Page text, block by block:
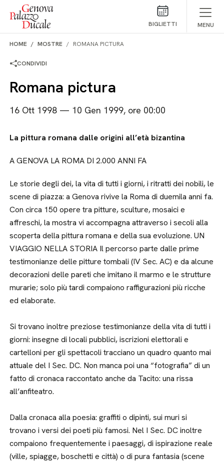
Salta al contenuto
BIGLIETTI MENU
HOME MOSTRE ROMANA PICTURA
CONDIVIDI
Romana pictura
16 Ott 1998 — 10 Gen 1999, ore 00:00
La pittura romana dalle origini all’età bizantina
A GENOVA LA ROMA DI 2.000 ANNI FA
Le storie degli dei, la vita di tutti i giorni, i ritratti dei nobili, le
scene di piazza: a Genova rivive la Roma di duemila anni fa.
Con circa 150 opere tra pitture, sculture, mosaici e
affreschi, la mostra vi accompagna attraverso i secoli alla
scoperta della pittura romana e della sua evoluzione. UN
VIAGGIO NELLA STORIA Il percorso parte dalle prime
testimonianze delle pitture tombali (IV Sec. AC) e da alcune
decorazioni delle pareti che imitano il marmo e le strutture
murarie; solo più tardi compaiono raffigurazioni più ricche
ed elaborate.
Si trovano inoltre preziose testimonianze della vita di tutti i
giorni: insegne di locali pubblici, iscrizioni elettorali e
cartelloni per gli spettacoli tracciano un quadro quanto mai
attuale del I Sec. DC. Non manca poi una “fotografia” di un
fatto di cronaca raccontato anche da Tacito: una rissa
all’anfiteatro.
Dalla cronaca alla poesia: graffiti o dipinti, sui muri si
trovano i versi dei poeti più famosi. Nel I Sec. DC inoltre
compaiono frequentemente i paesaggi, di ispirazione reale
(ville, spiagge, boschetti e città) o di pura fantasia (scene